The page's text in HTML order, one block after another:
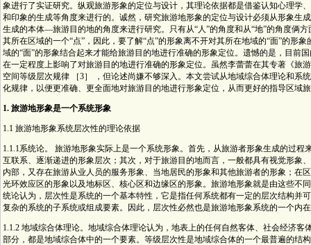
象进行了实证研究。纵观旅游形象的定位与设计，其理论依据都是借鉴认知心理学
和印象的生成等角度来进行的。诚然，研究旅游地形象的定位与设计必须从形象
生成的本体—旅游目的地的角度来进行研究。只有从“人”的角度和从“地”的角度俩
其所在区域的一个“点”，因此，要了解“点”的形象离不开对其所在地域的“面”的形
域的“面”的形象结合起来才能给旅游目的地进行准确的形象定位。遗憾的是，目前
在一定程度上影响了对旅游目的地进行准确的形象定位。虽然李蕾蕾在其专著《旅
空间等级层次规律 ［3］ ，但论述尚嫌不够深入。本文尝试从地域综合体理论和系
化规律，以便更准确、更全面地对旅游目的地进行形象定位，从而更好的指导区域
1. 旅游地形象是一个系统形象
1.1 旅游地形象系统层次性的理论依据
1.1.1系统论。 旅游地形象实际上是一个系统形象。首先，从旅游者形象生成的过
互联系、逐渐递进的形象层次；其次，对于旅游目的地而言，一般都具有视觉形象
内部，又存在旅游从业人员的服务形象、当地居民的形象和其他旅游者的形象；在
光环效应区的形象以及地标区、核心区和边缘区的形象。旅游地形象就是由这些不
统论认为，层次性是系统的一个基本特性，它是指任何系统都有一定的层次结构并
复杂的系统的子系统或组成要素。因此，层次性必然也是旅游地形象系统的一个内
1.1.2 地域综合体理论。地域综合体理论认为，地表上的任何自然客体、社会经济
部分，都是地域综合体中的一个要素。等级层次性是地域综合体的一个最普遍的结